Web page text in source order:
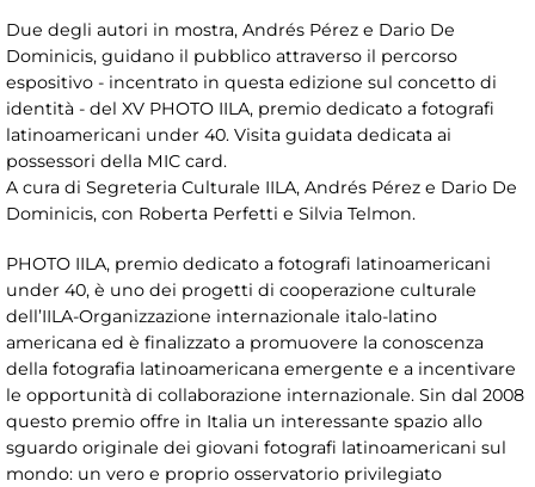
Due degli autori in mostra, Andrés Pérez e Dario De
Dominicis, guidano il pubblico attraverso il percorso
espositivo - incentrato in questa edizione sul concetto di
identità - del XV PHOTO IILA, premio dedicato a fotografi
latinoamericani under 40. Visita guidata dedicata ai
possessori della MIC card.
A cura di Segreteria Culturale IILA, Andrés Pérez e Dario De
Dominicis, con Roberta Perfetti e Silvia Telmon.
PHOTO IILA, premio dedicato a fotografi latinoamericani
under 40, è uno dei progetti di cooperazione culturale
dell’IILA-Organizzazione internazionale italo-latino
americana ed è finalizzato a promuovere la conoscenza
della fotografia latinoamericana emergente e a incentivare
le opportunità di collaborazione internazionale. Sin dal 2008
questo premio offre in Italia un interessante spazio allo
sguardo originale dei giovani fotografi latinoamericani sul
mondo: un vero e proprio osservatorio privilegiato